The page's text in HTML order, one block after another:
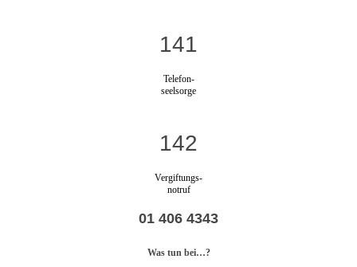
141
Telefon-
seelsorge
142
Vergiftungs-
notruf
01 406 4343
Was tun bei…?